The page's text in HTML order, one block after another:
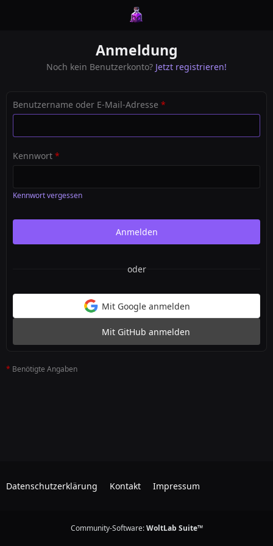
Anmeldung
Noch kein Benutzerkonto? Jetzt registrieren!
Benutzername oder E-Mail-Adresse *
Kennwort *
Kennwort vergessen
oder
Mit Google anmelden
Mit GitHub anmelden
* Benötigte Angaben
Datenschutzerklärung Kontakt Impressum
Community-Software:WoltLab Suite™